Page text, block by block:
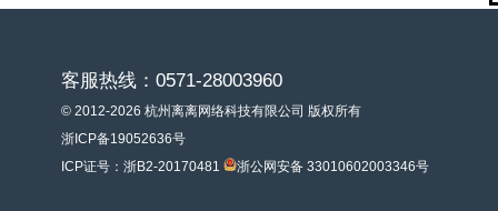
客服热线：0571-28003960
© 2012-2026 杭州离离网络科技有限公司 版权所有
浙ICP备19052636号
ICP证号：浙B2-20170481
浙公网安备 33010602003346号